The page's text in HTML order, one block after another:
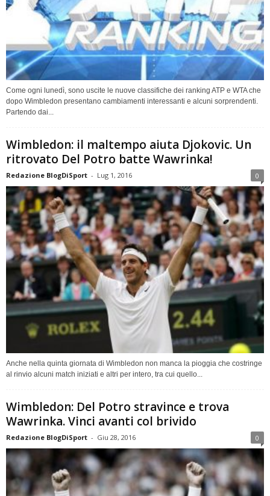
Come ogni lunedì, sono uscite le nuove classifiche dei ranking ATP e WTA che
dopo Wimbledon presentano cambiamenti interessanti e alcuni sorprendenti.
Partendo dai...
Wimbledon: il maltempo aiuta Djokovic. Un
ritrovato Del Potro batte Wawrinka!
Redazione BlogDiSport - Lug 1, 2016 0
Anche nella quinta giornata di Wimbledon non manca la pioggia che costringe
al rinvio alcuni match iniziati e altri per intero, tra cui quello...
Wimbledon: Del Potro stravince e trova
Wawrinka. Vinci avanti col brivido
Redazione BlogDiSport - Giu 28, 2016 0